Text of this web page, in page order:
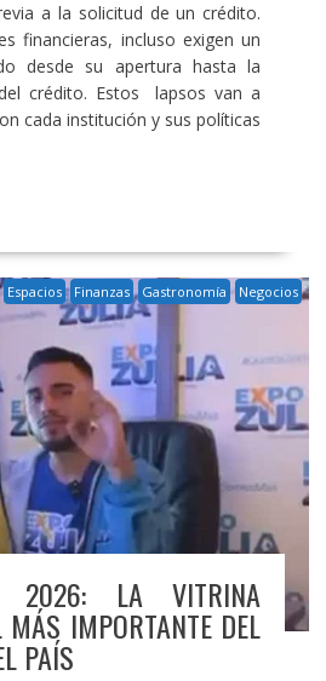
a la solicitud de un crédito.
financieras, incluso exigen un
desde su apertura hasta la
crédito. Estos lapsos van a
cada institución y sus políticas
Espacios Finanzas Gastronomía Negocios
2026: LA VITRINA
MÁS IMPORTANTE DEL
PAÍS